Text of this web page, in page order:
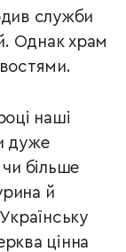
служби
Однак храм
наші
дуже
більше
й
цінна